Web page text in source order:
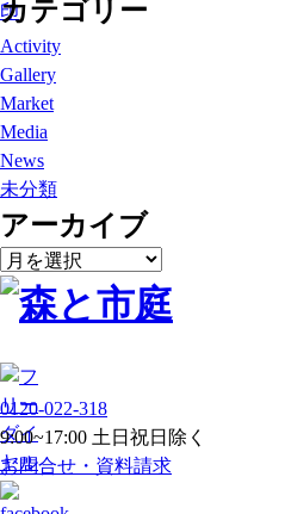
カテゴリー
Activity
Gallery
Market
Media
News
未分類
アーカイブ
ア
ー
ブ
0120-022-318
9:00~17:00 土日祝日除く
お問合せ・資料請求